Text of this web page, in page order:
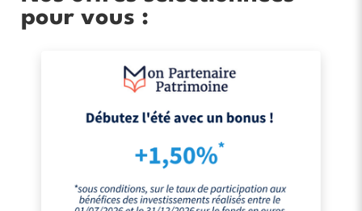
pour vous :